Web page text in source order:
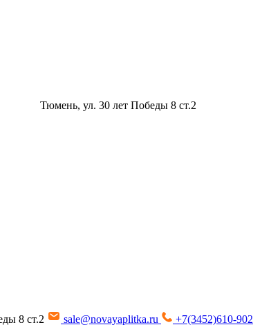
Тюмень, ул. 30 лет Победы 8 ст.2
8 ст.2 sale@novayaplitka.ru
+7(3452)610-902